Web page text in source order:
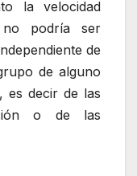
la velocidad
no podría ser
de
de alguno
es decir de las
o de las